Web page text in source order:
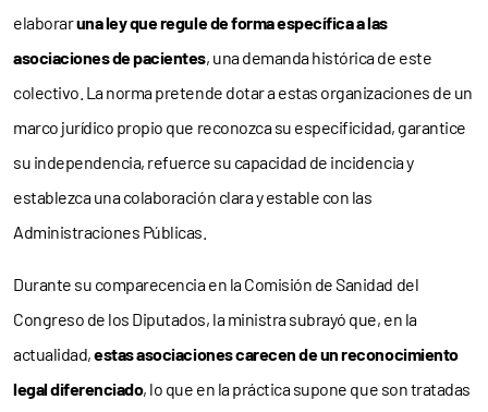
elaboraruna ley que regule de forma específica a las
asociaciones de pacientes, una demanda histórica de este
colectivo. La norma pretende dotar a estas organizaciones de un
marco jurídico propio que reconozca su especificidad, garantice
su independencia, refuerce su capacidad de incidencia y
establezca una colaboración clara y estable con las
Administraciones Públicas.
Durante su comparecencia en la Comisión de Sanidad del
Congreso de los Diputados, la ministra subrayó que, en la
actualidad,estas asociaciones carecen de un reconocimiento
legal diferenciado, lo que en la práctica supone que son tratadas